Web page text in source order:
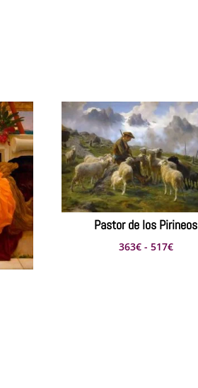
Pastor de los Pirineos
363€ - 517€Rango